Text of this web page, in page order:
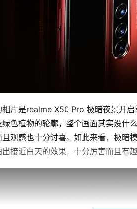
片是realme X50 Pro 极暗夜景开
色植物的轮廓，整个画面其实没什
观感也十分讨喜。如此来看，极暗
接近白天的效果，十分厉害而且有